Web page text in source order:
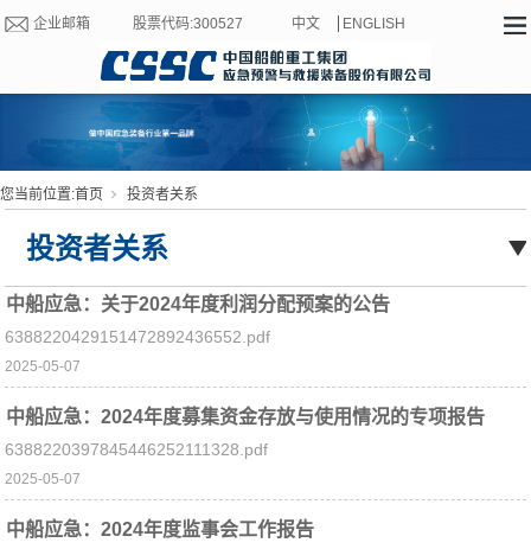
企业邮箱 股票代码:300527 中文 ENGLISH
您当前位置:首页 投资者关系
投资者关系
中船应急：关于2024年度利润分配预案的公告
6388220429151472892436552.pdf
2025-05-07
中船应急：2024年度募集资金存放与使用情况的专项报告
6388220397845446252111328.pdf
2025-05-07
中船应急：2024年度监事会工作报告